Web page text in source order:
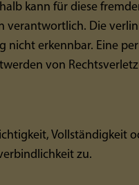
kann für diese
verantwortlich. Die
nicht erkennbar. Eine
von
Vollständigkeit
zu.